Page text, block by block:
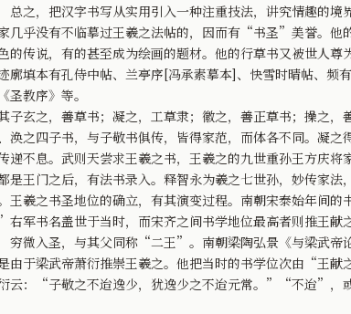
总之，把汉字书写从实用引入一种注重技法，讲究情趣的
几乎没有不临摹过王羲之法帖的，因而有“书圣”美誉。他
传说，有的甚至成为绘画的题材。他的行草书又被世人
廓填本有孔侍中帖、兰亭序[冯承素摹本]、快雪时晴帖、频
教序》等。
玄之，善草书；凝之，工草隶；徽之，善正草书；操之
之四子书，与子敬书俱传，皆得家范，而体各不同。凝之
不息。武则天尝求王羲之书，王羲之的九世重孙王方庆
王门之后，有法书录入。释智永为羲之七世孙，妙传家法
羲之书圣地位的确立，有其演变过程。南朝宋泰始年间的
右军书名盖世于当时，而宋齐之间书学地位最高者则推王献
穷微入圣，与其父同称“二王”。南朝梁陶弘景《与梁武
由于梁武帝萧衍推崇王羲之。他把当时的书学位次由“
云：“子敬之不迨逸少，犹逸少之不迨元常。”“不迨”，